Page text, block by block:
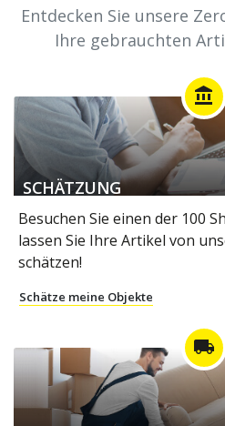
Entdecken Sie unsere
Ihre gebrauchten
account_balance
SCHÄTZUNG
Besuchen Sie einen der 100
lassen Sie Ihre Artikel von
schätzen!
Schätze meine Objekte
local_shipping